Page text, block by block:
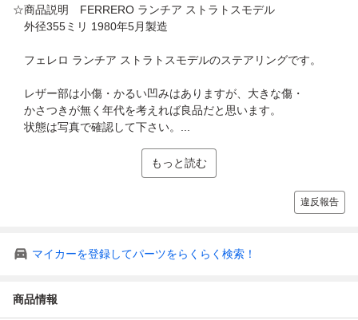
☆商品説明 FERRERO ランチア ストラトスモデル
外径355ミリ 1980年5月製造
フェレロ ランチア ストラトスモデルのステアリングです。
レザー部は小傷・かるい凹みはありますが、大きな傷・
かさつきが無く年代を考えれば良品だと思います。
状態は写真で確認して下さい。...
もっと読む
違反報告
マイカーを登録してパーツをらくらく検索！
商品情報